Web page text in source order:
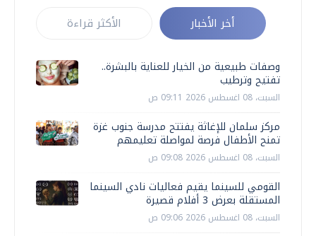
أخر الأخبار الأكثر قراءة
وصفات طبيعية من الخيار للعناية بالبشرة..
تفتيح وترطيب
السبت، 08 اغسطس 2026 09:11 ص
مركز سلمان للإغاثة يفتتح مدرسة جنوب غزة
تمنح الأطفال فرصة لمواصلة تعليمهم
السبت، 08 اغسطس 2026 09:08 ص
القومي للسينما يقيم فعاليات نادي السينما
المستقلة بعرض 3 أفلام قصيرة
السبت، 08 اغسطس 2026 09:06 ص